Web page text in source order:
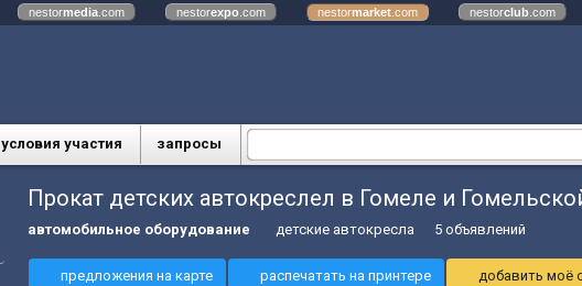
nestormedia .com nestorexpo .com nestormarket .com nestorclub .com
условия участия запросы
Прокат детских автокреслел в Гомеле и
автомобильное оборудование детские автокресла 5 объявлений
предложения на карте распечатать на принтере добавить моё